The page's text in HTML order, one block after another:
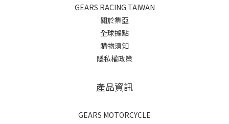
GEARS RACING TAIWAN
關於集亞
全球據點
購物須知
隱私權政策
產品資訊
GEARS MOTORCYCLE